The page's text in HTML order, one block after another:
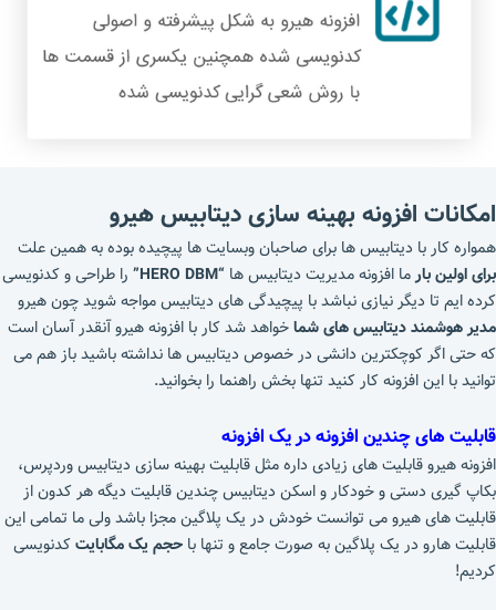
امکانات افزونه بهینه سازی دیتابیس هیرو
همواره کار با دیتابیس ها برای صاحبان وبسایت ها پیچیده بوده به همین علت
برای اولین بارما افزونه مدیریت دیتابیس ها “HERO DBM”
را طراحی و کدنویسی
کرده ایم تا دیگر نیازی نباشد با پیچیدگی های دیتابیس مواجه شوید چون هیرو
مدیر هوشمند دیتابیس های شماخواهد شد کار با افزونه هیرو آنقدر آسان است
که حتی اگر کوچکترین دانشی در خصوص دیتابیس ها نداشته باشید باز هم می
توانید با این افزونه کار کنید تنها بخش راهنما را بخوانید.
قابلیت های چندین افزونه در یک افزونه
افزونه هیرو قابلیت های زیادی داره مثل قابلیت بهینه سازی دیتابیس وردپرس،
بکاپ گیری دستی و خودکار و اسکن دیتابیس چندین قابلیت دیگه هر کدون از
قابلیت های هیرو می توانست خودش در یک پلاگین مجزا باشد ولی ما تمامی این
قابلیت هارو در یک پلاگین به صورت جامع و تنها با حجم یک مگابایتکدنویسی
کردیم!